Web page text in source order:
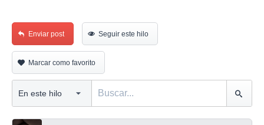
Enviar post Seguir este hilo
Marcar como favorito